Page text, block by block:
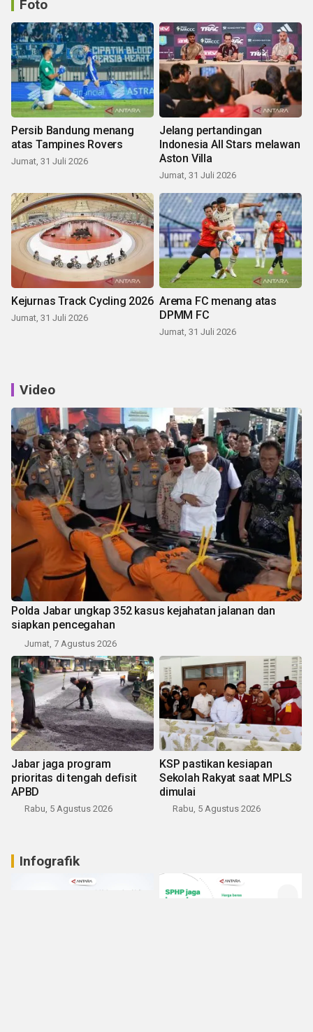
Foto
Persib Bandung menang
atas Tampines Rovers
Jumat, 31 Juli 2026
Jelang pertandingan
Indonesia All Stars melawan
Aston Villa
Jumat, 31 Juli 2026
Kejurnas Track Cycling 2026
Jumat, 31 Juli 2026
Arema FC menang atas
DPMM FC
Jumat, 31 Juli 2026
Video
Polda Jabar ungkap 352 kasus kejahatan jalanan dan
siapkan pencegahan
Jumat, 7 Agustus 2026
Jabar jaga program
prioritas di tengah defisit
APBD
Rabu, 5 Agustus 2026
KSP pastikan kesiapan
Sekolah Rakyat saat MPLS
dimulai
Rabu, 5 Agustus 2026
Infografik